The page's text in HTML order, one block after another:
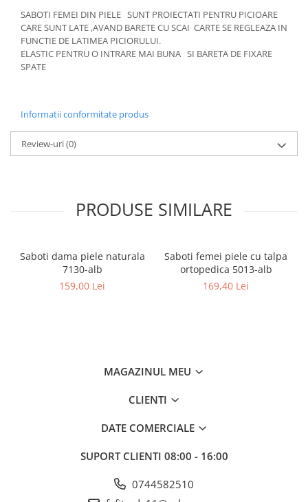
SABOTI FEMEI DIN PIELE SUNT PROIECTATI PENTRU PICIOARE
CARE SUNT LATE ,AVAND BARETE CU SCAI CARTE SE REGLEAZA IN
FUNCTIE DE LATIMEA PICIORULUI.
ELASTIC PENTRU O INTRARE MAI BUNA SI BARETA DE FIXARE
SPATE
Informatii conformitate produs
Review-uri(0)
PRODUSE SIMILARE
Saboti dama piele naturala
7130-alb
159,00 Lei
Saboti femei piele cu talpa
ortopedica 5013-alb
169,40 Lei
MAGAZINUL MEU
CLIENTI
DATE COMERCIALE
SUPORT CLIENTI 08:00 - 16:00
0744582510